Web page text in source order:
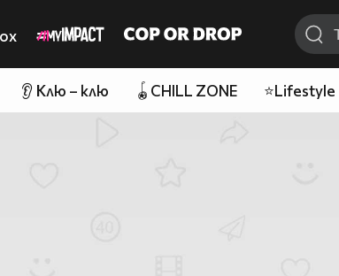
👂 Клю – клю 🪀CHILL ZONE ⭐Lifestyle